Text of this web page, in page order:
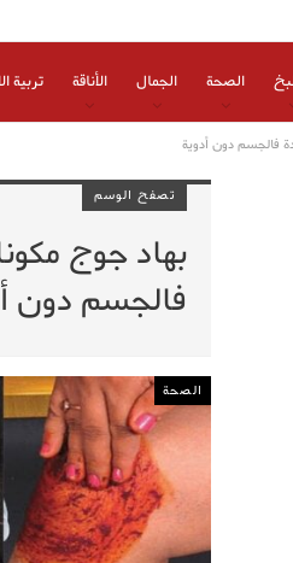
الصحة الجمال الأناقة تربية
فالجسم دون أدوية
تصفح الوسم
بهاد جوج
فالجسم دون
الصحة